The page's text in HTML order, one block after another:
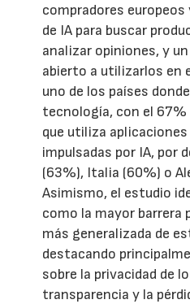
compradores
de IA para buscar
analizar opiniones, y
abierto a utilizarlos en
uno de los países
tecnología, con el
que utiliza
impulsadas por IA, por
(63%), Italia (60%) o
Asimismo, el estudio
como la mayor barrera
más generalizada de
destacando
sobre la privacidad de
transparencia y la